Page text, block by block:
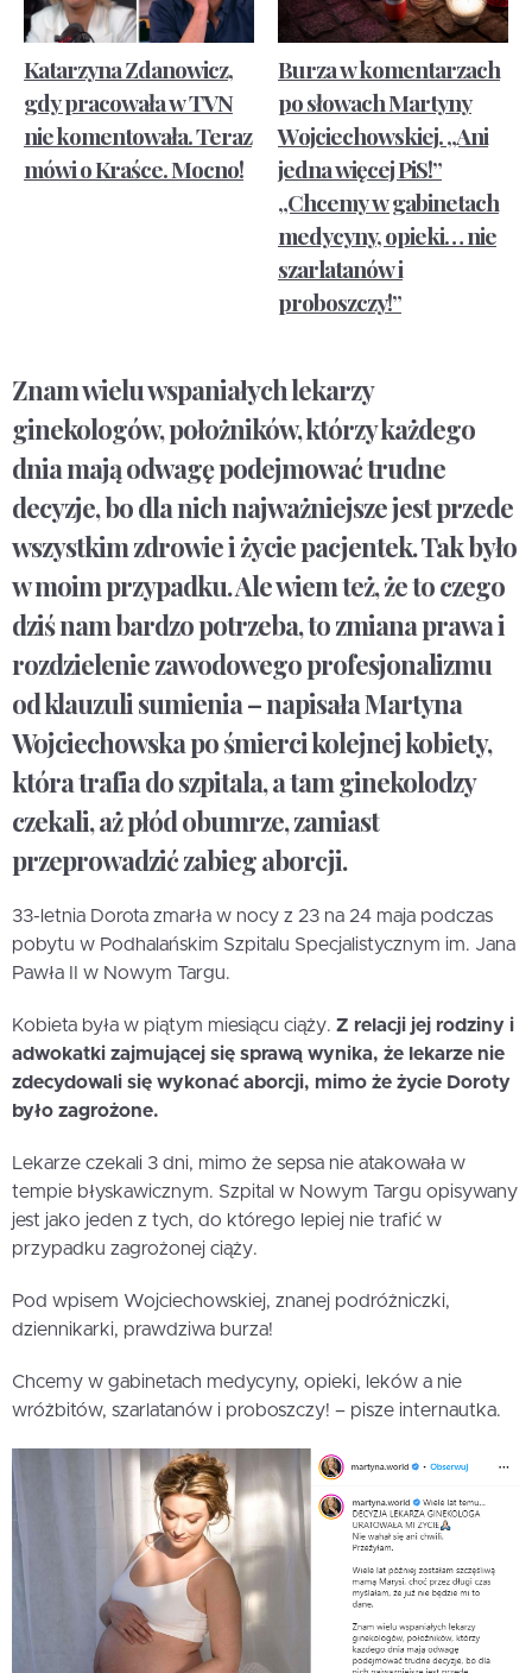
Katarzyna Zdanowicz,
gdy pracowała w TVN
nie komentowała. Teraz
mówi o Kraśce. Mocno!
Burza w komentarzach
po słowach Martyny
Wojciechowskiej. „Ani
jedna więcej PiS!”
„Chcemy w gabinetach
medycyny, opieki… nie
szarlatanów i
proboszczy!”
Znam wielu wspaniałych lekarzy
ginekologów, położników, którzy każdego
dnia mają odwagę podejmować trudne
decyzje, bo dla nich najważniejsze jest przede
wszystkim zdrowie i życie pacjentek. Tak było
w moim przypadku. Ale wiem też, że to czego
dziś nam bardzo potrzeba, to zmiana prawa i
rozdzielenie zawodowego profesjonalizmu
od klauzuli sumienia – napisała Martyna
Wojciechowska po śmierci kolejnej kobiety,
która trafia do szpitala, a tam ginekolodzy
czekali, aż płód obumrze, zamiast
przeprowadzić zabieg aborcji.
33-letnia Dorota zmarła w nocy z 23 na 24 maja podczas
pobytu w Podhalańskim Szpitalu Specjalistycznym im. Jana
Pawła II w Nowym Targu.
Kobieta była w piątym miesiącu ciąży. Z relacji jej rodziny i
adwokatki zajmującej się sprawą wynika, że lekarze nie
zdecydowali się wykonać aborcji, mimo że życie Doroty
było zagrożone.
Lekarze czekali 3 dni, mimo że sepsa nie atakowała w
tempie błyskawicznym. Szpital w Nowym Targu opisywany
jest jako jeden z tych, do którego lepiej nie trafić w
przypadku zagrożonej ciąży.
Pod wpisem Wojciechowskiej, znanej podróżniczki,
dziennikarki, prawdziwa burza!
Chcemy w gabinetach medycyny, opieki, leków a nie
wróżbitów, szarlatanów i proboszczy! – pisze internautka.